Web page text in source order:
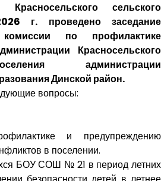
сельского
г. проведено заседание
комиссии по профилактике
Красносельского
администрации
Динской район.
вопросы:
и предупреждению
в поселении.
БОУ СОШ № 21 в период летних